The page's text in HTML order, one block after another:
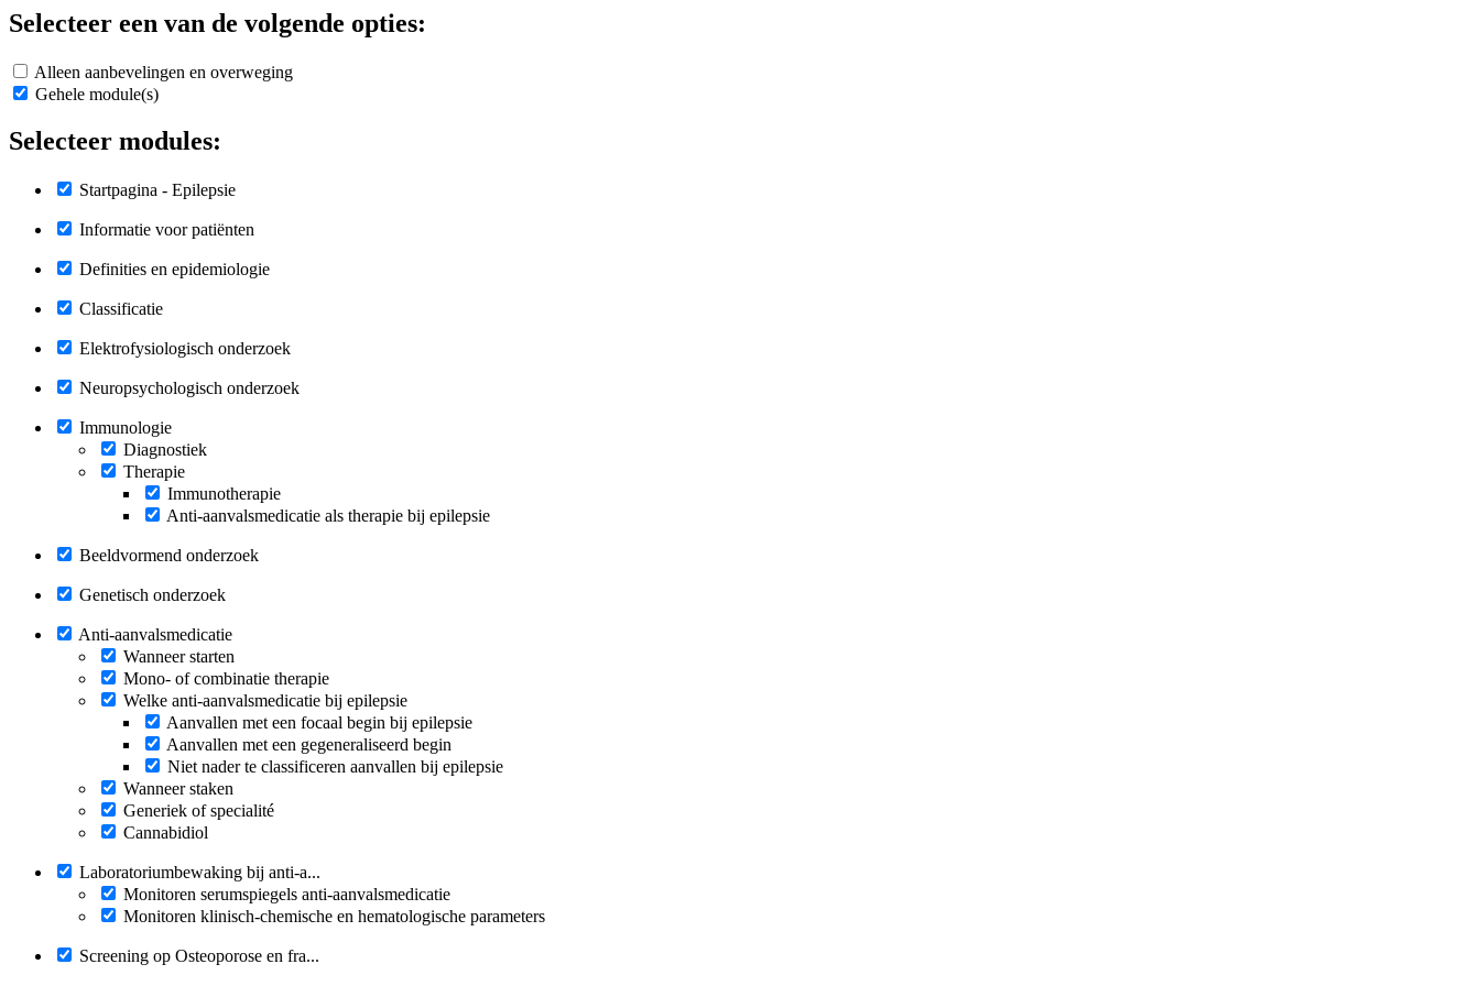
Selecteer een van de volgende opties:
Alleen aanbevelingen en overweging
Gehele module(s)
Selecteer modules:
Startpagina - Epilepsie
Informatie voor patiënten
Definities en epidemiologie
Classificatie
Elektrofysiologisch onderzoek
Neuropsychologisch onderzoek
Immunologie
Diagnostiek
Therapie
Immunotherapie
Anti-aanvalsmedicatie als therapie bij epilepsie
Beeldvormend onderzoek
Genetisch onderzoek
Anti-aanvalsmedicatie
Wanneer starten
Mono- of combinatie therapie
Welke anti-aanvalsmedicatie bij epilepsie
Aanvallen met een focaal begin bij epilepsie
Aanvallen met een gegeneraliseerd begin
Niet nader te classificeren aanvallen bij epilepsie
Wanneer staken
Generiek of specialité
Cannabidiol
Laboratoriumbewaking bij anti-a...
Monitoren serumspiegels anti-aanvalsmedicatie
Monitoren klinisch-chemische en hematologische parameters
Screening op Osteoporose en fra...